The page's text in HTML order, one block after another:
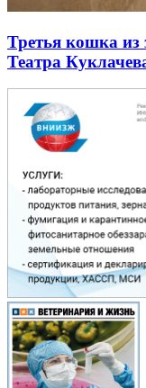
Третья кошка из
Театра